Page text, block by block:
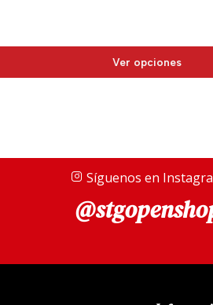
Ver opciones
Síguenos en